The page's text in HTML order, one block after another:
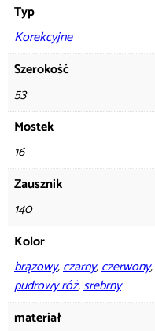
Typ
Korekcyjne
Szerokość
53
Mostek
16
Zausznik
140
Kolor
brązowy,czarny,czerwony,
pudrowy róż,srebrny
materiał